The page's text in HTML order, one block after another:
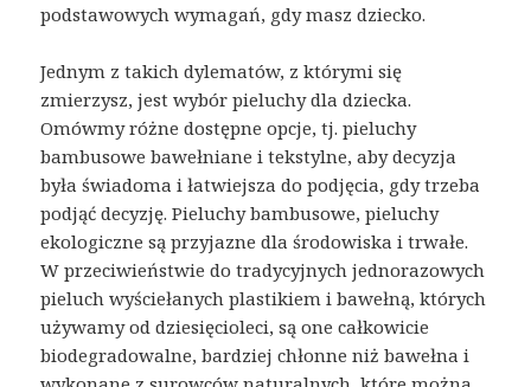
podstawowych wymagań, gdy masz dziecko.
Jednym z takich dylematów, z którymi się
zmierzysz, jest wybór pieluchy dla dziecka.
Omówmy różne dostępne opcje, tj. pieluchy
bambusowe bawełniane i tekstylne, aby decyzja
była świadoma i łatwiejsza do podjęcia, gdy trzeba
podjąć decyzję. Pieluchy bambusowe, pieluchy
ekologiczne są przyjazne dla środowiska i trwałe.
W przeciwieństwie do tradycyjnych jednorazowych
pieluch wyściełanych plastikiem i bawełną, których
używamy od dziesięcioleci, są one całkowicie
biodegradowalne, bardziej chłonne niż bawełna i